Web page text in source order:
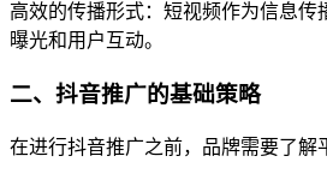
高效的传播形式：短视频作为信息
曝光和用户互动。
二、抖音推广的基础策略
在进行抖音推广之前，品牌需要了解